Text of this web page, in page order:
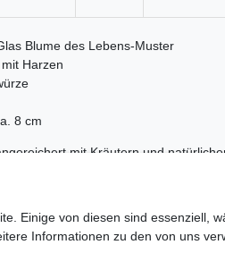
Blume des Lebens-Muster
Harzen
8 cm
mit Kräutern und
mit dem Muster von der
Einige von diesen sind essenziell,
Informationen zu den von uns